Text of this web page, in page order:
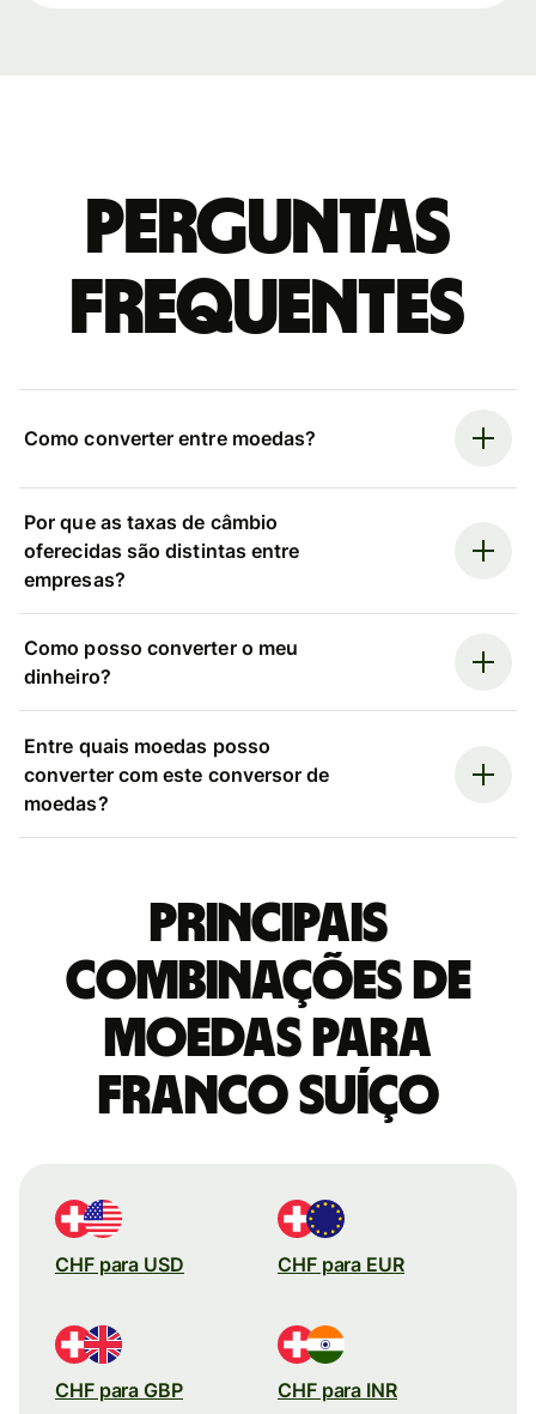
Perguntas
frequentes
Como converter entre moedas?
Por que as taxas de câmbio
oferecidas são distintas entre
empresas?
Como posso converter o meu
dinheiro?
Entre quais moedas posso
converter com este conversor de
moedas?
Principais
combinações de
moedas para
Franco suíço
CHF para USD CHF para EUR
CHF para GBP CHF para INR